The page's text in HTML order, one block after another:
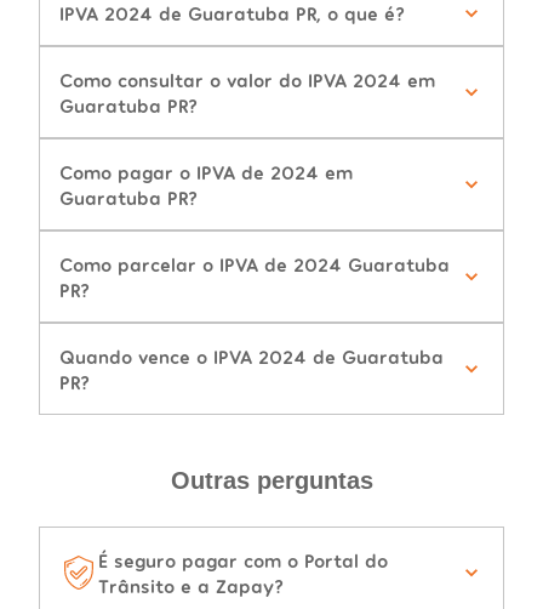
IPVA 2024 de Guaratuba PR, o que é?
Como consultar o valor do IPVA 2024 em
Guaratuba PR?
Como pagar o IPVA de 2024 em
Guaratuba PR?
Como parcelar o IPVA de 2024 Guaratuba
PR?
Quando vence o IPVA 2024 de Guaratuba
PR?
Outras perguntas
É seguro pagar com o Portal do
Trânsito e a Zapay?